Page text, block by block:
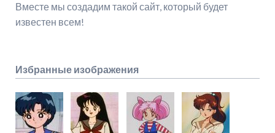
Вместе мы создадим такой сайт, который будет
известен всем!
Избранные изображения